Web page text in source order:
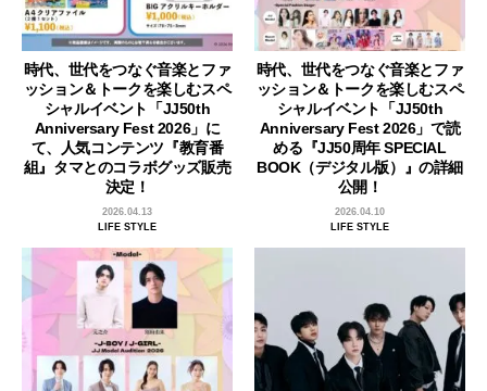
時代、世代をつなぐ音楽とファ
ッション＆トークを楽しむスペ
シャルイベント「JJ50th
Anniversary Fest 2026」に
て、人気コンテンツ『教育番
組』タマとのコラボグッズ販売
決定！
2026.04.13
LIFE STYLE
時代、世代をつなぐ音楽とファ
ッション＆トークを楽しむスペ
シャルイベント「JJ50th
Anniversary Fest 2026」で読
める『JJ50周年 SPECIAL
BOOK（デジタル版）』の詳細
公開！
2026.04.10
LIFE STYLE